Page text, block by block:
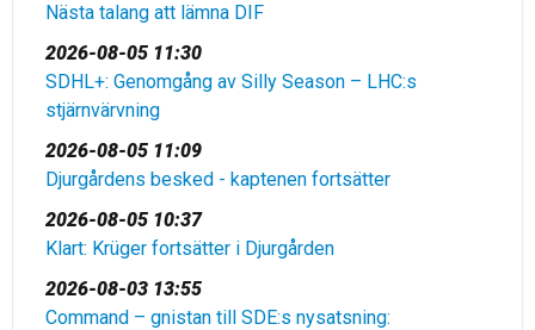
Nästa talang att lämna DIF
2026-08-05 11:30
SDHL+: Genomgång av Silly Season – LHC:s
stjärnvärvning
2026-08-05 11:09
Djurgårdens besked - kaptenen fortsätter
2026-08-05 10:37
Klart: Krüger fortsätter i Djurgården
2026-08-03 13:55
Command – gnistan till SDE:s nysatsning: